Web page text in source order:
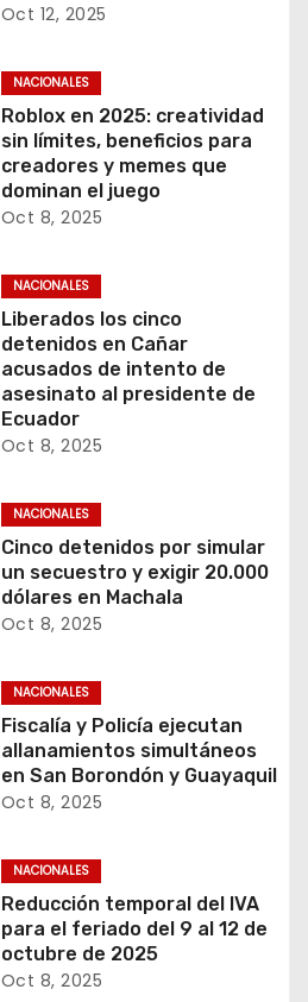
Oct 12, 2025
NACIONALES
Roblox en 2025: creatividad
sin límites, beneficios para
creadores y memes que
dominan el juego
Oct 8, 2025
NACIONALES
Liberados los cinco
detenidos en Cañar
acusados de intento de
asesinato al presidente de
Ecuador
Oct 8, 2025
NACIONALES
Cinco detenidos por simular
un secuestro y exigir 20.000
dólares en Machala
Oct 8, 2025
NACIONALES
Fiscalía y Policía ejecutan
allanamientos simultáneos
en San Borondón y Guayaquil
Oct 8, 2025
NACIONALES
Reducción temporal del IVA
para el feriado del 9 al 12 de
octubre de 2025
Oct 8, 2025